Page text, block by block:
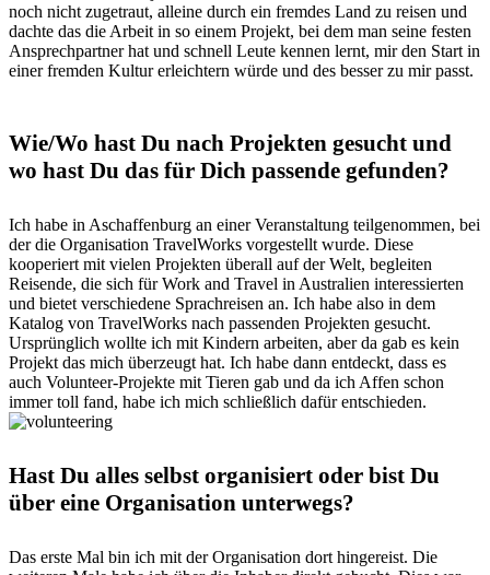
noch nicht zugetraut, alleine durch ein fremdes Land zu reisen und
dachte das die Arbeit in so einem Projekt, bei dem man seine festen
Ansprechpartner hat und schnell Leute kennen lernt, mir den Start in
einer fremden Kultur erleichtern würde und des besser zu mir passt.
Wie/Wo hast Du nach Projekten gesucht und
wo hast Du das für Dich passende gefunden?
Ich habe in Aschaffenburg an einer Veranstaltung teilgenommen, bei
der die Organisation TravelWorks vorgestellt wurde. Diese
kooperiert mit vielen Projekten überall auf der Welt, begleiten
Reisende, die sich für Work and Travel in Australien interessierten
und bietet verschiedene Sprachreisen an. Ich habe also in dem
Katalog von TravelWorks nach passenden Projekten gesucht.
Ursprünglich wollte ich mit Kindern arbeiten, aber da gab es kein
Projekt das mich überzeugt hat. Ich habe dann entdeckt, dass es
auch Volunteer-Projekte mit Tieren gab und da ich Affen schon
immer toll fand, habe ich mich schließlich dafür entschieden.
Hast Du alles selbst organisiert oder bist Du
über eine Organisation unterwegs?
Das erste Mal bin ich mit der Organisation dort hingereist. Die